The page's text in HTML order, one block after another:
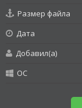
Размер файла
Дата
Добавил(а)
OC